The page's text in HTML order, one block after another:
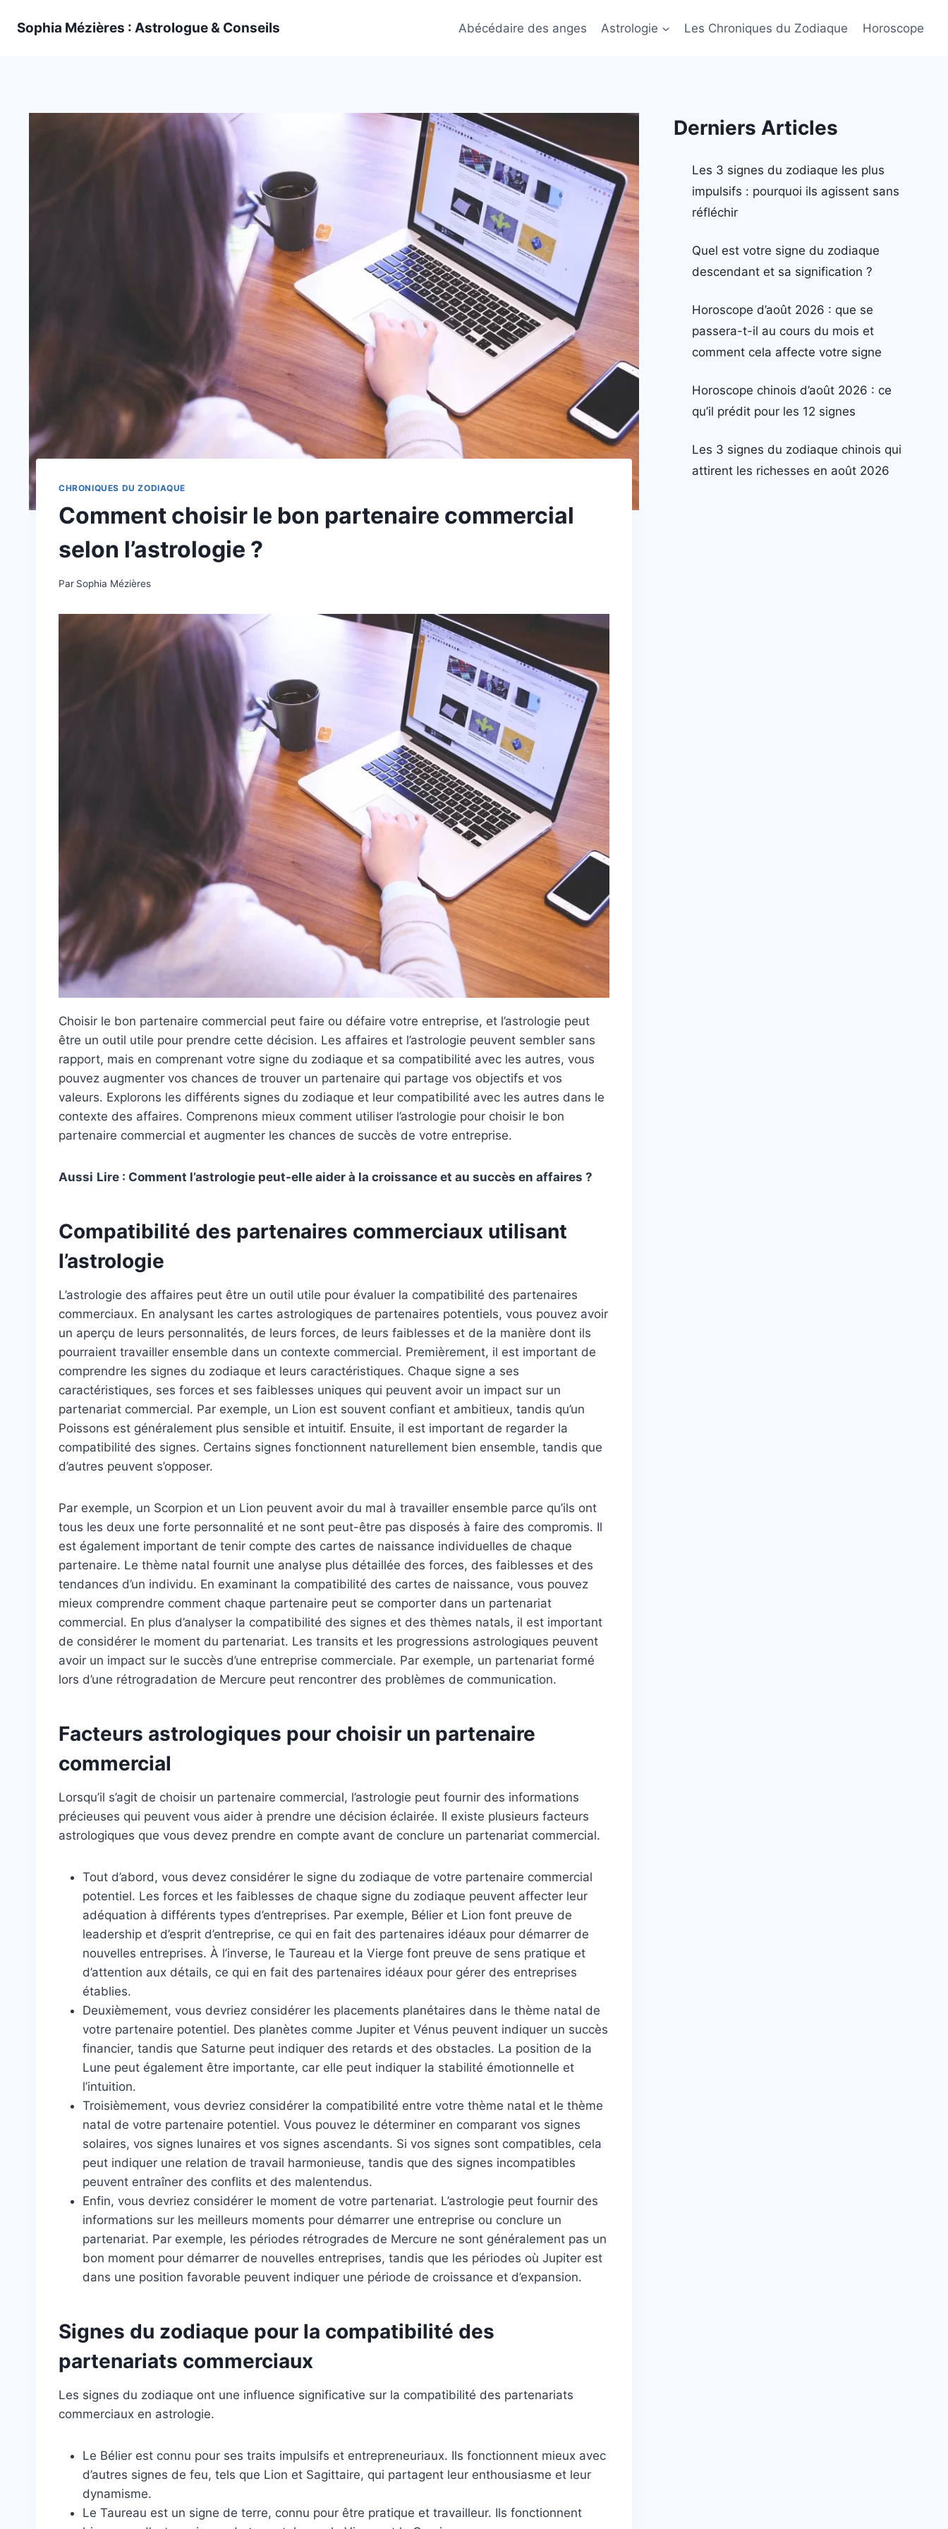
Sophia Mézières : Astrologue & Conseils Abécédaire des anges Astrologie Les Chroniques du Zodiaque Horoscope
CHRONIQUES DU ZODIAQUE
Comment choisir le bon partenaire commercial
selon l’astrologie ?
Par Sophia Mézières
Choisir le bon partenaire commercial peut faire ou défaire votre entreprise, et l’astrologie peut
être un outil utile pour prendre cette décision. Les affaires et l’astrologie peuvent sembler sans
rapport, mais en comprenant votre signe du zodiaque et sa compatibilité avec les autres, vous
pouvez augmenter vos chances de trouver un partenaire qui partage vos objectifs et vos
valeurs. Explorons les différents signes du zodiaque et leur compatibilité avec les autres dans le
contexte des affaires. Comprenons mieux comment utiliser l’astrologie pour choisir le bon
partenaire commercial et augmenter les chances de succès de votre entreprise.
Aussi Lire : Comment l’astrologie peut-elle aider à la croissance et au succès en affaires ?
Compatibilité des partenaires commerciaux utilisant
l’astrologie
L’astrologie des affaires peut être un outil utile pour évaluer la compatibilité des partenaires
commerciaux. En analysant les cartes astrologiques de partenaires potentiels, vous pouvez avoir
un aperçu de leurs personnalités, de leurs forces, de leurs faiblesses et de la manière dont ils
pourraient travailler ensemble dans un contexte commercial. Premièrement, il est important de
comprendre les signes du zodiaque et leurs caractéristiques. Chaque signe a ses
caractéristiques, ses forces et ses faiblesses uniques qui peuvent avoir un impact sur un
partenariat commercial. Par exemple, un Lion est souvent confiant et ambitieux, tandis qu’un
Poissons est généralement plus sensible et intuitif. Ensuite, il est important de regarder la
compatibilité des signes. Certains signes fonctionnent naturellement bien ensemble, tandis que
d’autres peuvent s’opposer.
Par exemple, un Scorpion et un Lion peuvent avoir du mal à travailler ensemble parce qu’ils ont
tous les deux une forte personnalité et ne sont peut-être pas disposés à faire des compromis. Il
est également important de tenir compte des cartes de naissance individuelles de chaque
partenaire. Le thème natal fournit une analyse plus détaillée des forces, des faiblesses et des
tendances d’un individu. En examinant la compatibilité des cartes de naissance, vous pouvez
mieux comprendre comment chaque partenaire peut se comporter dans un partenariat
commercial. En plus d’analyser la compatibilité des signes et des thèmes natals, il est important
de considérer le moment du partenariat. Les transits et les progressions astrologiques peuvent
avoir un impact sur le succès d’une entreprise commerciale. Par exemple, un partenariat formé
lors d’une rétrogradation de Mercure peut rencontrer des problèmes de communication.
Facteurs astrologiques pour choisir un partenaire
commercial
Lorsqu’il s’agit de choisir un partenaire commercial, l’astrologie peut fournir des informations
précieuses qui peuvent vous aider à prendre une décision éclairée. Il existe plusieurs facteurs
astrologiques que vous devez prendre en compte avant de conclure un partenariat commercial.
Tout d’abord, vous devez considérer le signe du zodiaque de votre partenaire commercial
potentiel. Les forces et les faiblesses de chaque signe du zodiaque peuvent affecter leur
adéquation à différents types d’entreprises. Par exemple, Bélier et Lion font preuve de
leadership et d’esprit d’entreprise, ce qui en fait des partenaires idéaux pour démarrer de
nouvelles entreprises. À l’inverse, le Taureau et la Vierge font preuve de sens pratique et
d’attention aux détails, ce qui en fait des partenaires idéaux pour gérer des entreprises
établies.
Deuxièmement, vous devriez considérer les placements planétaires dans le thème natal de
votre partenaire potentiel. Des planètes comme Jupiter et Vénus peuvent indiquer un succès
financier, tandis que Saturne peut indiquer des retards et des obstacles. La position de la
Lune peut également être importante, car elle peut indiquer la stabilité émotionnelle et
l’intuition.
Troisièmement, vous devriez considérer la compatibilité entre votre thème natal et le thème
natal de votre partenaire potentiel. Vous pouvez le déterminer en comparant vos signes
solaires, vos signes lunaires et vos signes ascendants. Si vos signes sont compatibles, cela
peut indiquer une relation de travail harmonieuse, tandis que des signes incompatibles
peuvent entraîner des conflits et des malentendus.
Enfin, vous devriez considérer le moment de votre partenariat. L’astrologie peut fournir des
informations sur les meilleurs moments pour démarrer une entreprise ou conclure un
partenariat. Par exemple, les périodes rétrogrades de Mercure ne sont généralement pas un
bon moment pour démarrer de nouvelles entreprises, tandis que les périodes où Jupiter est
dans une position favorable peuvent indiquer une période de croissance et d’expansion.
Signes du zodiaque pour la compatibilité des
partenariats commerciaux
Les signes du zodiaque ont une influence significative sur la compatibilité des partenariats
commerciaux en astrologie.
Le Bélier est connu pour ses traits impulsifs et entrepreneuriaux. Ils fonctionnent mieux avec
d’autres signes de feu, tels que Lion et Sagittaire, qui partagent leur enthousiasme et leur
dynamisme.
Le Taureau est un signe de terre, connu pour être pratique et travailleur. Ils fonctionnent
Derniers Articles
Les 3 signes du zodiaque les plus
impulsifs : pourquoi ils agissent sans
réfléchir
Quel est votre signe du zodiaque
descendant et sa signification ?
Horoscope d’août 2026 : que se
passera-t-il au cours du mois et
comment cela affecte votre signe
Horoscope chinois d’août 2026 : ce
qu’il prédit pour les 12 signes
Les 3 signes du zodiaque chinois qui
attirent les richesses en août 2026